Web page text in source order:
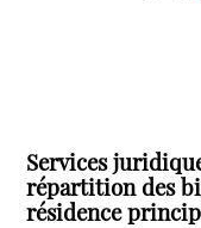
Services
répartition des
résidence